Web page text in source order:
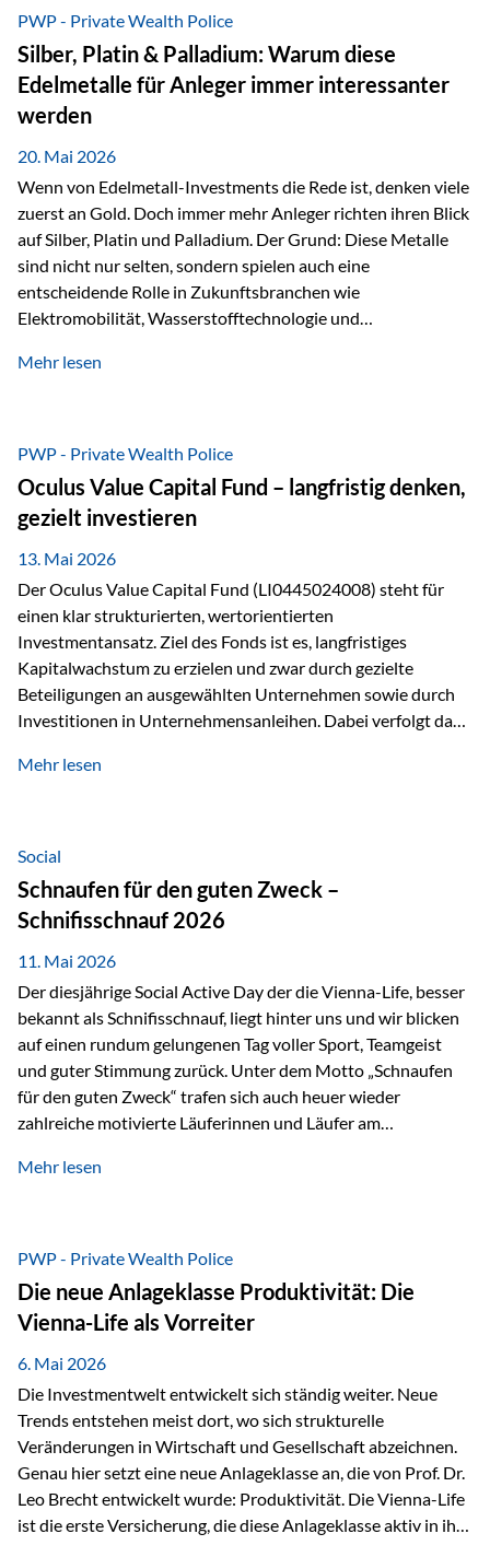
monetäre Rolle zurück Gold erlebt derzeit eine
bemerkenswerte Renaissance als monetärer Wertspeicher.
Treiber sind Rekordkäufe der Zentralbanken, geopolitische
Spannungen und ein schleichender Vertrauensverlust in
ungedeckte Papierwährungen. Wie groß dieser
Vertrauensverlust ausfällt, zeigt ein nüchterner
PWP - Private Wealth Police
Silber, Platin & Palladium: Warum diese
Edelmetalle für Anleger immer interessanter
werden
20. Mai 2026
Wenn von Edelmetall-Investments die Rede ist, denken viele
zuerst an Gold. Doch immer mehr Anleger richten ihren Blick
auf Silber, Platin und Palladium. Der Grund: Diese Metalle
sind nicht nur selten, sondern spielen auch eine
entscheidende Rolle in Zukunftsbranchen wie
Elektromobilität, Wasserstofftechnologie und
Faktoren für Investoren – begrenztes Angebot und
klassischer „Sicherheitsanker“ gilt, bieten Silber, Platin und
Palladium zusätzlich die Chance, von technologischen
Entwicklungen zu profitieren. Die Nachfrage entsteht nicht
nur durch Anleger, sondern vor allem durch die Industrie.
Gerade in…
Mehr lesen
PWP - Private Wealth Police
Oculus Value Capital Fund – langfristig denken,
gezielt investieren
13. Mai 2026
Der Oculus Value Capital Fund (LI0445024008) steht für
einen klar strukturierten, wertorientierten
Investmentansatz. Ziel des Fonds ist es, langfristiges
Kapitalwachstum zu erzielen und zwar durch gezielte
Beteiligungen an ausgewählten Unternehmen sowie durch
Investitionen in Unternehmensanleihen. Dabei verfolgt das
Marktbewegungen stehen im Fokus, sondern die
innerhalb der Private Wealth Police der Vienna-Life steht
der Oculus Value Capital Fund für einen langfristig
orientierten Value-Investing-Ansatz mit Fokus auf
fundamentale Unternehmensanalyse und nachhaltige
Wertentwicklung. Der Investmentansatz: Value Investing
mit Weitblick Im Zentrum steht ein…
Mehr lesen
Social
Schnaufen für den guten Zweck –
Schnifisschnauf 2026
11. Mai 2026
Der diesjährige Social Active Day der die Vienna-Life, besser
bekannt als Schnifisschnauf, liegt hinter uns und wir blicken
auf einen rundum gelungenen Tag voller Sport, Teamgeist
und guter Stimmung zurück. Unter dem Motto „Schnaufen
für den guten Zweck“ trafen sich auch heuer wieder
zahlreiche motivierte Läuferinnen und Läufer am
Höchstleistungen für einen guten Zweck zu erbringen. Mit
Mäder gesammelt werden konnten. Die anspruchsvolle
Strecke mit rund 4,8 Kilometern und 680 Höhenmetern
stellte die Teilnehmerinnen und Teilnehmer vor eine
sportliche Herausforderung. Doch…
Mehr lesen
PWP - Private Wealth Police
Die neue Anlageklasse Produktivität: Die
Vienna-Life als Vorreiter
6. Mai 2026
Die Investmentwelt entwickelt sich ständig weiter. Neue
Trends entstehen meist dort, wo sich strukturelle
Veränderungen in Wirtschaft und Gesellschaft abzeichnen.
Genau hier setzt eine neue Anlageklasse an, die von Prof. Dr.
Leo Brecht entwickelt wurde: Produktivität. Die Vienna-Life
ist die erste Versicherung, die diese Anlageklasse aktiv in ihre